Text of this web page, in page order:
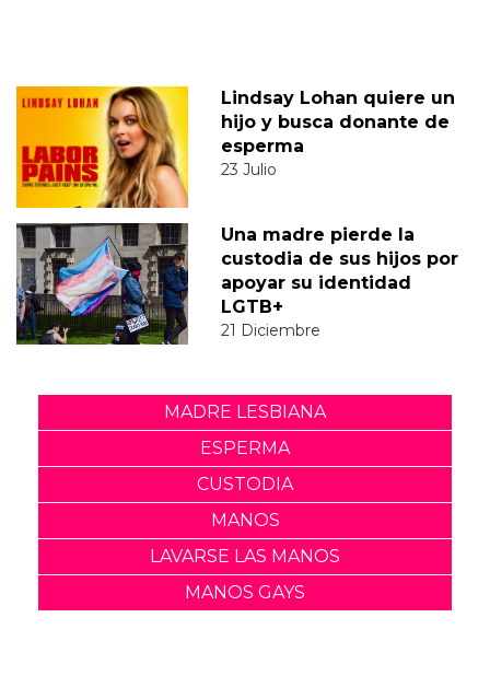
Lindsay Lohan quiere un
hijo y busca donante de
esperma
23 Julio
Una madre pierde la
custodia de sus hijos por
apoyar su identidad
LGTB+
21 Diciembre
MADRE LESBIANA
ESPERMA
CUSTODIA
MANOS
LAVARSE LAS MANOS
MANOS GAYS